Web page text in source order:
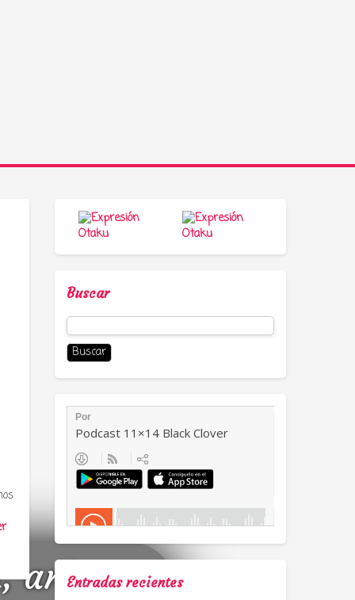
anime y
Buscar
Buscar:
Entradas recientes